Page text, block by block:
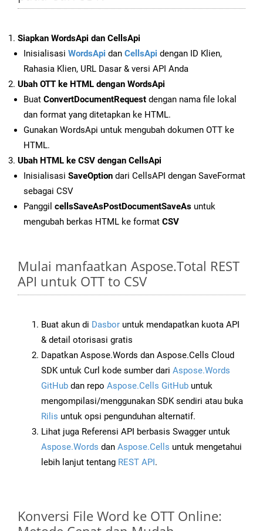
Siapkan WordsApi dan CellsApi
Inisialisasi WordsApi dan CellsApi dengan ID Klien,
Rahasia Klien, URL Dasar & versi API Anda
Ubah OTT ke HTML dengan WordsApi
Buat ConvertDocumentRequest dengan nama file lokal
dan format yang ditetapkan ke HTML.
Gunakan WordsApi untuk mengubah dokumen OTT ke
HTML.
Ubah HTML ke CSV dengan CellsApi
Inisialisasi SaveOption dari CellsAPI dengan SaveFormat
sebagai CSV
Panggil cellsSaveAsPostDocumentSaveAs untuk
mengubah berkas HTML ke format CSV
Mulai manfaatkan Aspose.Total REST
API untuk OTT to CSV
Buat akun di Dasbor untuk mendapatkan kuota API
& detail otorisasi gratis
Dapatkan Aspose.Words dan Aspose.Cells Cloud
SDK untuk Curl kode sumber dari Aspose.Words
GitHub dan repo Aspose.Cells GitHub untuk
mengompilasi/menggunakan SDK sendiri atau buka
Rilis untuk opsi pengunduhan alternatif.
Lihat juga Referensi API berbasis Swagger untuk
Aspose.Words dan Aspose.Cells untuk mengetahui
lebih lanjut tentang REST API.
Konversi File Word ke OTT Online: